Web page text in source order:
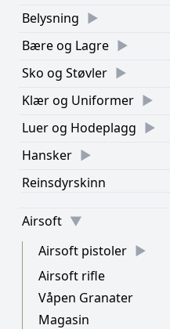
Belysning
Bære og Lagre
Sko og Støvler
Klær og Uniformer
Luer og Hodeplagg
Hansker
Reinsdyrskinn
Airsoft
Airsoft pistoler
Airsoft rifle
Våpen Granater
Magasin